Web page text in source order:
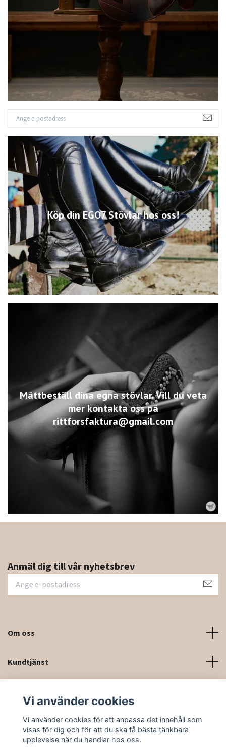
Köp din EGO7 Stövlar hos oss!
Måttbeställ dina egna stövlar. Vill du veta
mer kontakta oss på
rittforsfaktura@gmail.com
Anmäl dig till vår nyhetsbrev
Om oss
Kundtjänst
Sociala medier
Vi använder cookies
Vi använder cookies för att anpassa det innehåll som
visas för dig och för att du ska få bästa tänkbara
upplevelse när du handlar hos oss.